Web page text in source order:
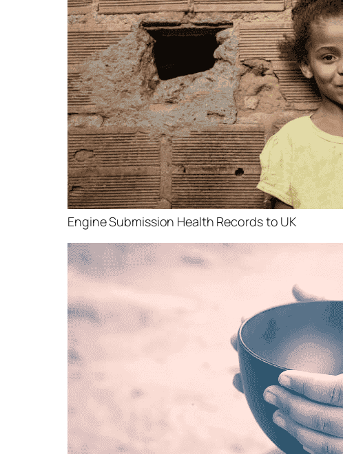
Engine Submission Health Records to UK